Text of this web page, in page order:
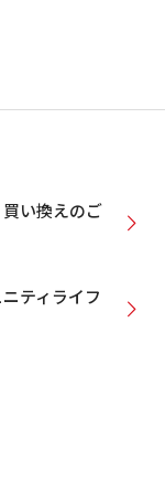
い換えのご
ティライフ